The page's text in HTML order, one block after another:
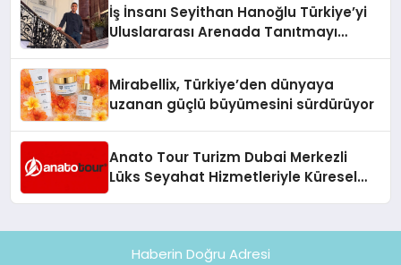
İş İnsanı Seyithan Hanoğlu Türkiye’yi
Uluslararası Arenada Tanıtmayı
Mirabellix, Türkiye’den dünyaya
uzanan güçlü büyümesini sürdürüyor
Anato Tour Turizm Dubai Merkezli
Lüks Seyahat Hizmetleriyle Küresel
Haberin Doğru Adresi